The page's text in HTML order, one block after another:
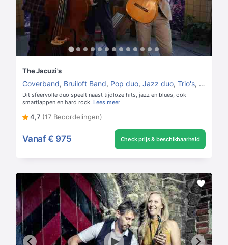
The Jacuzi's
Coverband, Bruiloft Band, Pop duo, Jazz duo, Trio's, Jazz trio
Dit sfeervolle duo speelt naast tijdloze hits, jazz en blues, ook
smartlappen en hard rock. Lees meer
4,7 (17 Beoordelingen)
Vanaf € 975 Check prijs & beschikbaarheid